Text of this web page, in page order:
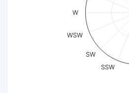
SSW
SW
WSW
W